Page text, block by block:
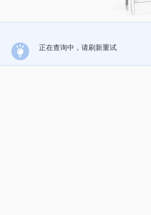
正在查询中，请刷新重试